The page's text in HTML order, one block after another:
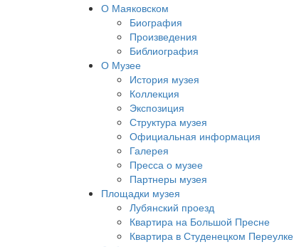
О Маяковском
Биография
Произведения
Библиография
О Музее
История музея
Коллекция
Экспозиция
Структура музея
Официальная информация
Галерея
Пресса о музее
Партнеры музея
Площадки музея
Лубянский проезд
Квартира на Большой Пресне
Квартира в Студенецком Переулке